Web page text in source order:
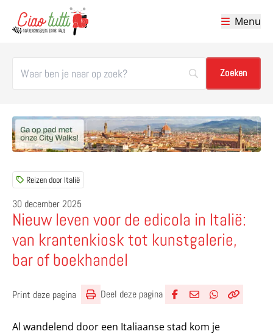
Menu
Reizen door Italië
30 december 2025
Nieuw leven voor de edicola in Italië:
van krantenkiosk tot kunstgalerie,
bar of boekhandel
Print deze pagina Deel deze pagina
Al wandelend door een Italiaanse stad kom je